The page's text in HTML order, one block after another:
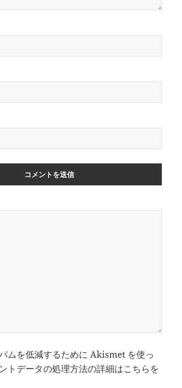
ムを低減するために Akismet を使っ
トデータの処理方法の詳細はこちらを